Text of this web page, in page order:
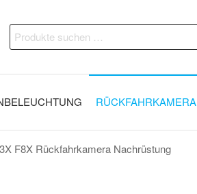
Suchen
nach:
RÜCKFAHRKAMERA
F8X Rückfahrkamera Nachrüstung